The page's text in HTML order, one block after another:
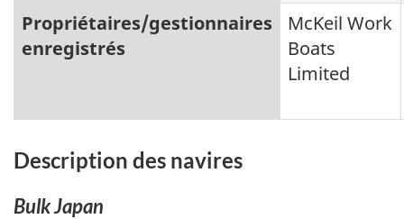
Propriétaires/gestionnaires
enregistrés
McKeil Work
Boats
Limited
Description des navires
Bulk Japan